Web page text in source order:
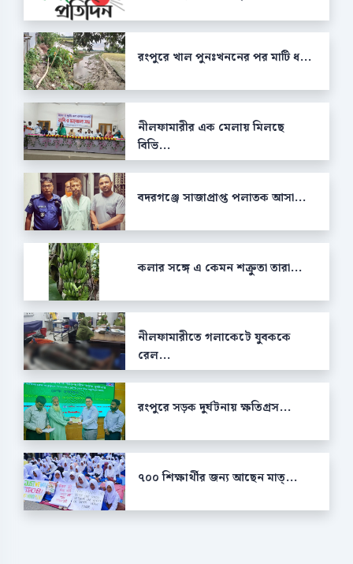
রংপুরে খাল পুনঃখননের পর মাটি ধ...
নীলফামারীর এক মেলায় মিলছে
বিভি...
বদরগঞ্জে সাজাপ্রাপ্ত পলাতক আসা...
কলার সঙ্গে এ কেমন শক্রুতা তারা...
নীলফামারীতে গলাকেটে যুবককে
রেল...
রংপুরে সড়ক দুর্ঘটনায় ক্ষতিগ্রস...
৭০০ শিক্ষার্থীর জন্য আছেন মাত্...